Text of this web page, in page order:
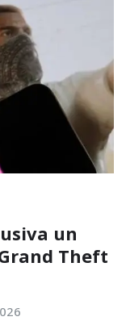
un
Theft